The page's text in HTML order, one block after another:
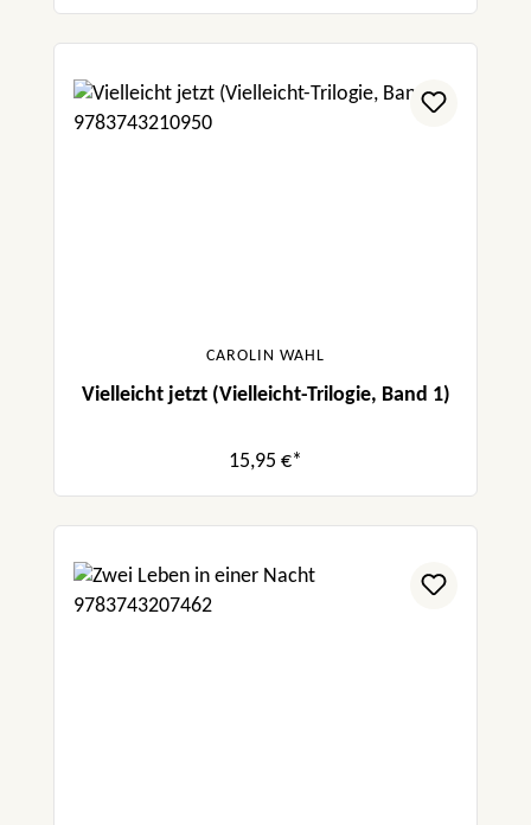
CAROLIN WAHL
Vielleicht jetzt (Vielleicht-Trilogie, Band 1)
15,95 €*